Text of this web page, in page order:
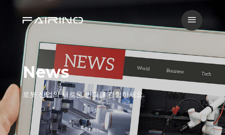
a
News
로봇 산업의 새로운 변화를 경험하세요.